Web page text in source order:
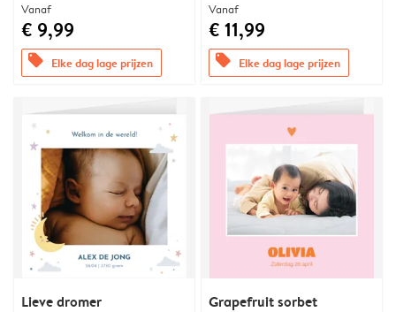
Vanaf
€ 9,99
offers Elke dag lage prijzen
Vanaf
€ 11,99
offers Elke dag lage prijzen
Lieve dromer Grapefruit sorbet